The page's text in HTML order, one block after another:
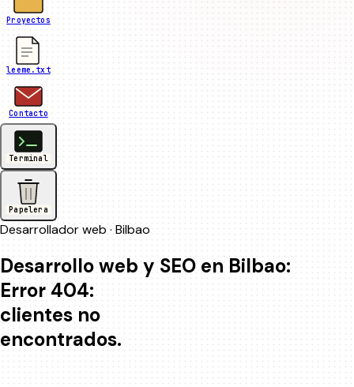
Proyectos
leeme.txt
Contacto
Terminal
Papelera
Desarrollador web · Bilbao
Desarrollo web y SEO en Bilbao:
clientes no
encontrados.